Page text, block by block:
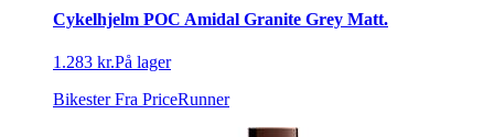
Cykelhjelm POC Amidal Granite Grey Matt.
1.283 kr.På lager
Bikester Fra PriceRunner